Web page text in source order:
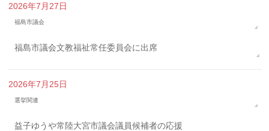
2026年7月27日
福島市議会
福島市議会文教福祉常任委員会に出席
2026年7月25日
選挙関連
益子ゆうや常陸大宮市議会議員候補者の応援